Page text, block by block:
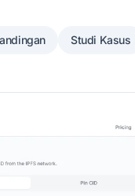
Studi Kasus